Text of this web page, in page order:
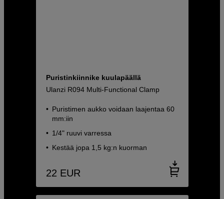
Puristinkiinnike kuulapäällä
Ulanzi R094 Multi-Functional Clamp
Puristimen aukko voidaan laajentaa 60
mm:iin
1/4" ruuvi varressa
Kestää jopa 1,5 kg:n kuorman
22 EUR